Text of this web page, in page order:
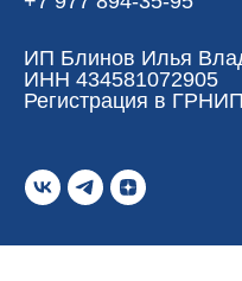
ИП Блинов Илья
ИНН 434581072905
Регистрация в